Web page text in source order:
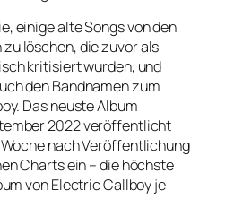
einige alte Songs von den
löschen, die zuvor als
kritisiert wurden, und
den Bandnamen zum
Das neuste Album
2022 veröffentlicht
nach Veröffentlichung
Charts ein – die höchste
von Electric Callboy je